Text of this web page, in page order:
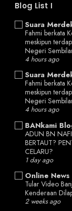
Blog List I
Suara
Fahmi berkata
meskipun
Negeri
4 hours ago
Suara
Fahmi berkata
meskipun
Negeri
4 hours ago
BANkami
ADUN BN
BERTAUT?
CELARU?
1 day ago
Online News
Tular Video
Kenderaan
2 weeks ago